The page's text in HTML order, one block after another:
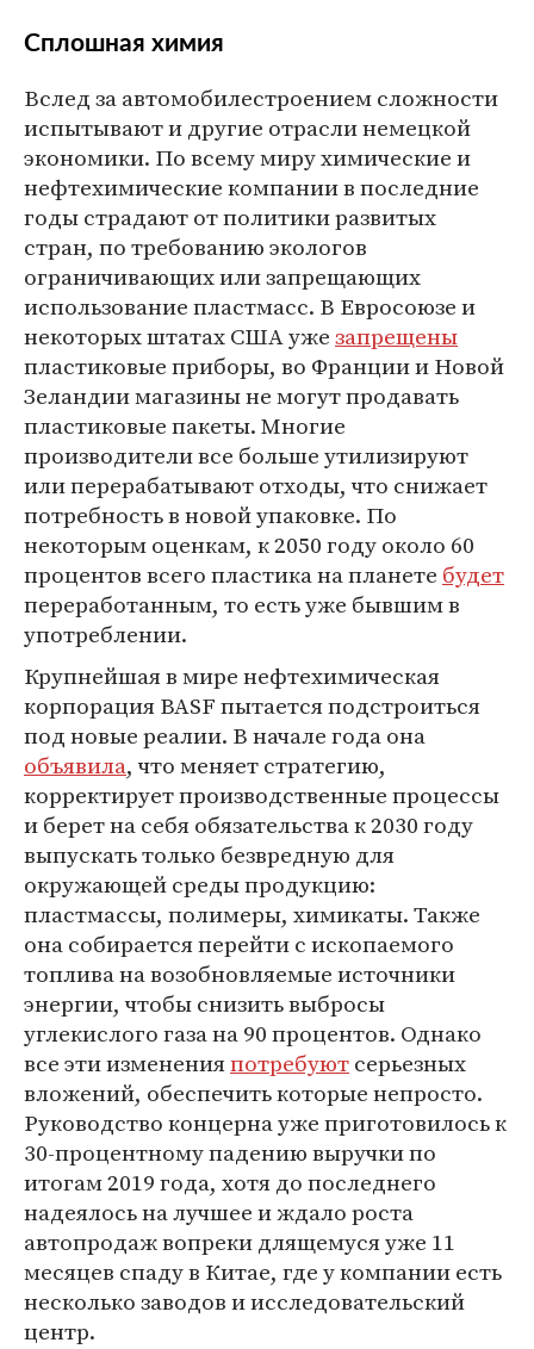
Сплошная химия
Вслед за автомобилестроением сложности
испытывают и другие отрасли немецкой
экономики. По всему миру химические и
нефтехимические компании в последние
годы страдают от политики развитых
стран, по требованию экологов
ограничивающих или запрещающих
использование пластмасс. В Евросоюзе и
некоторых штатах США ужезапрещены
пластиковые приборы, во Франции и Новой
Зеландии магазины не могут продавать
пластиковые пакеты. Многие
производители все больше утилизируют
или перерабатывают отходы, что снижает
потребность в новой упаковке. По
некоторым оценкам, к 2050 году около 60
процентов всего пластика на планете будет
переработанным, то есть уже бывшим в
употреблении.
Крупнейшая в мире нефтехимическая
корпорация BASF пытается подстроиться
под новые реалии. В начале года она
объявила, что меняет стратегию,
корректирует производственные процессы
и берет на себя обязательства к 2030 году
выпускать только безвредную для
окружающей среды продукцию:
пластмассы, полимеры, химикаты. Также
она собирается перейти с ископаемого
топлива на возобновляемые источники
энергии, чтобы снизить выбросы
углекислого газа на 90 процентов. Однако
все эти измененияпотребуютсерьезных
вложений, обеспечить которые непросто.
Руководство концерна уже приготовилось к
30-процентному падению выручки по
итогам 2019 года, хотя до последнего
надеялось на лучшее и ждало роста
автопродаж вопреки длящемуся уже 11
месяцев спаду в Китае, где у компании есть
несколько заводов и исследовательский
центр.